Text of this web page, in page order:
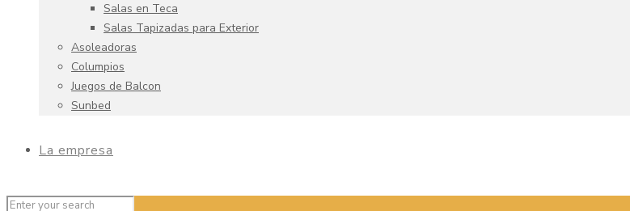
Salas en Teca
Salas Tapizadas para Exterior
Asoleadoras
Columpios
Juegos de Balcon
Sunbed
La empresa